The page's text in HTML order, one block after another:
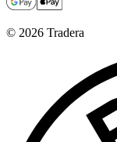
© 2026 Tradera